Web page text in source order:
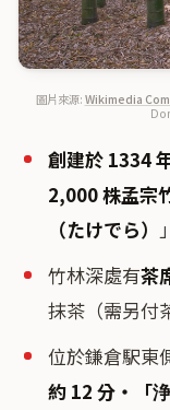
圖片來源: Wikimedia
創建於 1334
2,000 株孟宗
（たけでら）
竹林深處有茶
抹茶（需另付
位於鎌倉駅東
約 12 分・「